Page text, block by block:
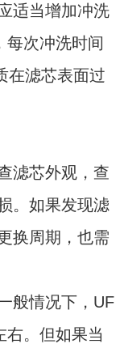
适当增加冲洗
每次冲洗时间
在滤芯表面过
滤芯外观，查
。如果发现滤
换周期，也需
般情况下，UF
右。但如果当